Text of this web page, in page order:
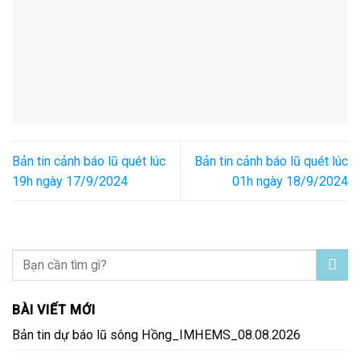
Bản tin cảnh báo lũ quét lúc
19h ngày 17/9/2024
Bản tin cảnh báo lũ quét lúc
01h ngày 18/9/2024
BÀI VIẾT MỚI
Bản tin dự báo lũ sông Hồng_IMHEMS_08.08.2026